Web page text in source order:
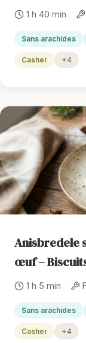
1 h 40 min
Sans arachides
Casher +4
Anisbredele
œuf –
1 h 5 min
Sans arachides
Casher +4